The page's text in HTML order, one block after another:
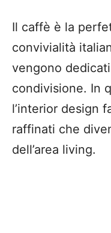
Il caffè è la
convivialità
vengono
condivisione. In
l’interior design
raffinati che
dell’area living.